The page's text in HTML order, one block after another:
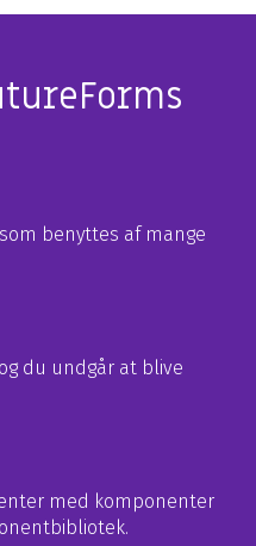
benyttes af mange
du undgår at blive
med komponenter